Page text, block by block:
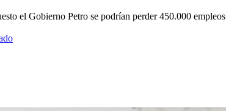
el Gobierno Petro se podrían perder 450.000